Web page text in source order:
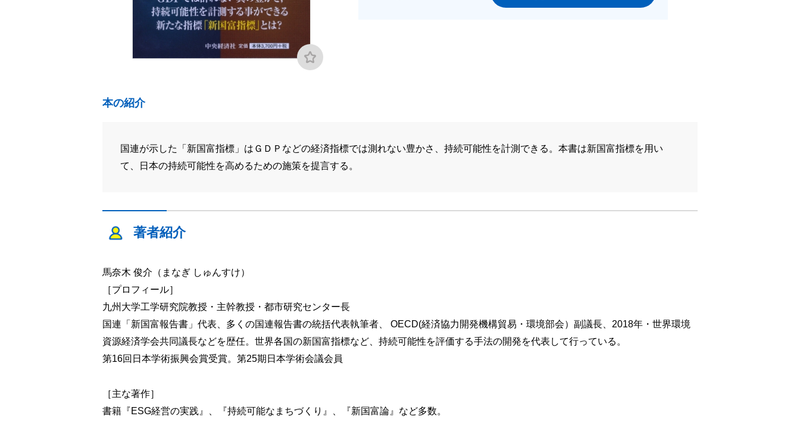
本の紹介
国連が示した「新国富指標」はＧＤＰなどの経済指標では測れない豊かさ、持続可能性を計測できる。本書は新国富指標を用い
て、日本の持続可能性を高めるための施策を提言する。
著者紹介
馬奈木 俊介（まなぎ しゅんすけ）
［プロフィール］
九州大学工学研究院教授・主幹教授・都市研究センター長
国連「新国富報告書」代表、多くの国連報告書の統括代表執筆者、 OECD(経済協力開発機構貿易・環境部会）副議長、2018年・世界環境
資源経済学会共同議長などを歴任。世界各国の新国富指標など、持続可能性を評価する手法の開発を代表して行っている。
第16回日本学術振興会賞受賞。第25期日本学術会議会員
［主な著作］
書籍『ESG経営の実践』、『持続可能なまちづくり』、『新国富論』など多数。